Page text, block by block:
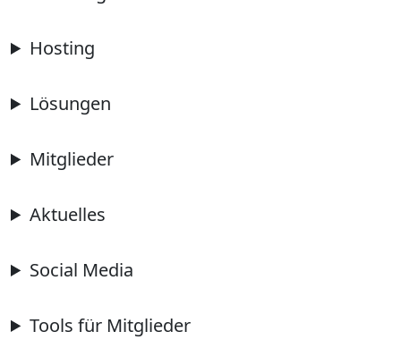
Hosting
Lösungen
Mitglieder
Aktuelles
Social Media
Tools für Mitglieder